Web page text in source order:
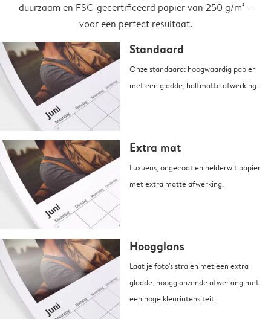
duurzaam en FSC-gecertificeerd papier van 250 g/m² –
voor een perfect resultaat.
Standaard
Onze standaard: hoogwaardig papier
met een gladde, halfmatte afwerking.
Extra mat
Luxueus, ongecoat en helderwit papier
met extra matte afwerking.
Hoogglans
Laat je foto's stralen met een extra
gladde, hoogglanzende afwerking met
een hoge kleurintensiteit.